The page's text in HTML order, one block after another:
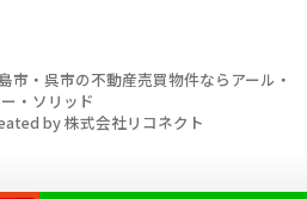
市・呉市の不動産売買物件ならアール・
・ソリッド
by株式会社リコネクト